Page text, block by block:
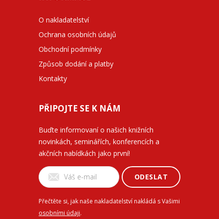
O nakladatelství
Ochrana osobních údajů
Obchodní podmínky
Způsob dodání a platby
Kontakty
PŘIPOJTE SE K NÁM
Buďte informovaní o našich knižních
novinkách, seminářích, konferencích a
akčních nabídkách jako první!
ODESLAT
Přečtěte si, jak naše nakladatelství nakládá s Vašimi
osobními údaji.